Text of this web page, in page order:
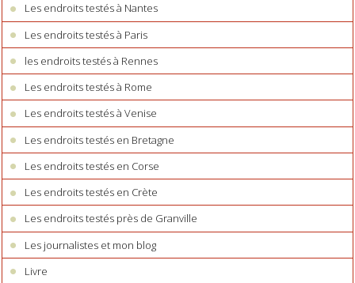
Les endroits testés à Nantes
Les endroits testés à Paris
les endroits testés à Rennes
Les endroits testés à Rome
Les endroits testés à Venise
Les endroits testés en Bretagne
Les endroits testés en Corse
Les endroits testés en Crète
Les endroits testés près de Granville
Les journalistes et mon blog
Livre